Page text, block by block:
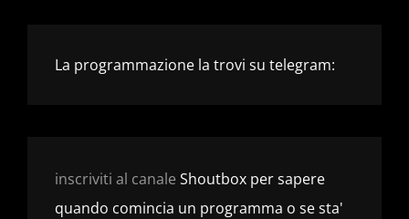
La programmazione la trovi su telegram:
inscriviti al canale Shoutbox per sapere
quando comincia un programma o se sta'